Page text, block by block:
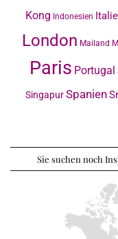
Kong Indonesien
London Mailand
Paris Portugal
SingapurSpanien
Sie suchen noch